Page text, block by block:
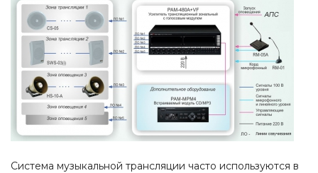
Система музыкальной трансляции часто используются в